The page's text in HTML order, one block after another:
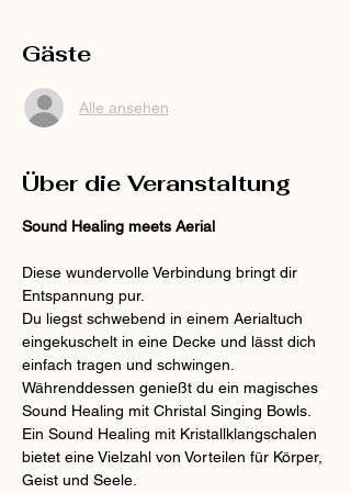
Gäste
Alle ansehen
Über die Veranstaltung
Sound Healing meets Aerial
Diese wundervolle Verbindung bringt dir
Entspannung pur.
Du liegst schwebend in einem Aerialtuch
eingekuschelt in eine Decke und lässt dich
einfach tragen und schwingen.
Währenddessen genießt du ein magisches
Sound Healing mit Christal Singing Bowls.
Ein Sound Healing mit Kristallklangschalen
bietet eine Vielzahl von Vorteilen für Körper,
Geist und Seele.